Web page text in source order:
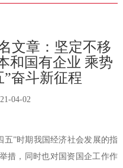
文章：坚定不移
和国有企业 乘势
奋斗新征程
04-02
五”时期我国经济社会发展的指
措，同时也对国资国企工作作